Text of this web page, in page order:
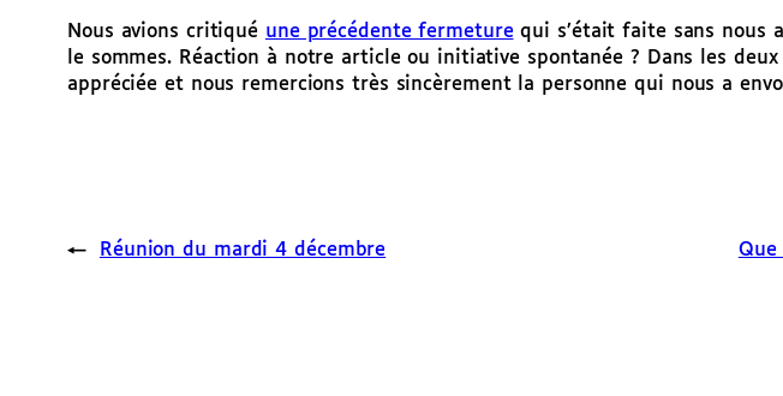
Nous avions critiqué une précédente fermeturequi s’était faite sans nous
le sommes. Réaction à notre article ou initiative spontanée ? Dans les
appréciée et nous remercions très sincèrement la personne qui nous a
← Réunion du mardi 4 décembre Que